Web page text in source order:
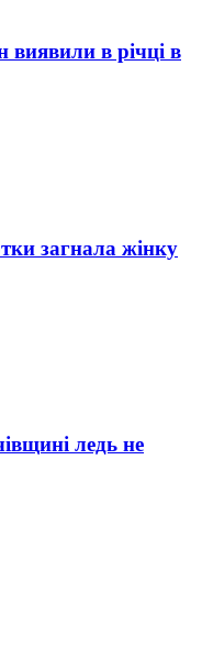
виявили в річці в
загнала жінку
ледь не